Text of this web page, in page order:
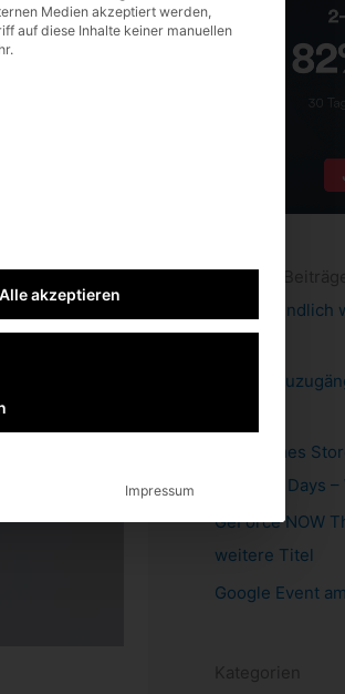
Pixel 6:
Xbox:
Epic Games
Hundred Days
GeForce NOW
weitere Titel
Google Event
Medien akzeptiert werden,
auf diese Inhalte keiner manuellen
Alle akzeptieren
Impressum